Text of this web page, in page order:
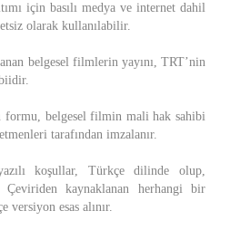
için basılı medya ve internet dahil
olarak kullanılabilir.
belgesel filmlerin yayını, TRT’nin
formu, belgesel filmin mali hak sahibi
tarafından imzalanır.
koşullar, Türkçe dilinde olup,
kaynaklanan herhangi bir
versiyon esas alınır.